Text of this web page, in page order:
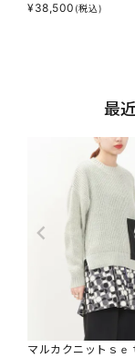
¥38,500 (税込)
最
マルカクニットｓｅ